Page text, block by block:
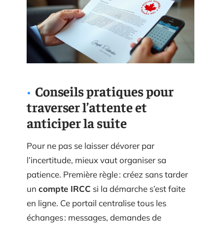
Conseils pratiques pour
traverser l’attente et
anticiper la suite
Pour ne pas se laisser dévorer par
l’incertitude, mieux vaut organiser sa
patience. Première règle : créez sans tarder
un compte IRCC si la démarche s’est faite
en ligne. Ce portail centralise tous les
échanges : messages, demandes de